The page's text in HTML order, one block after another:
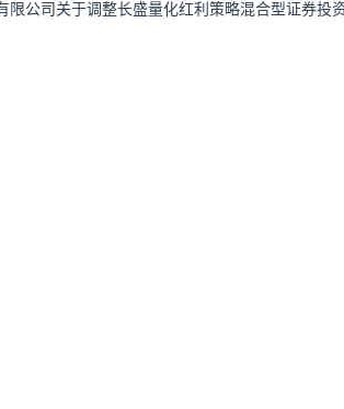
限公司关于调整长盛量化红利策略混合型证券投